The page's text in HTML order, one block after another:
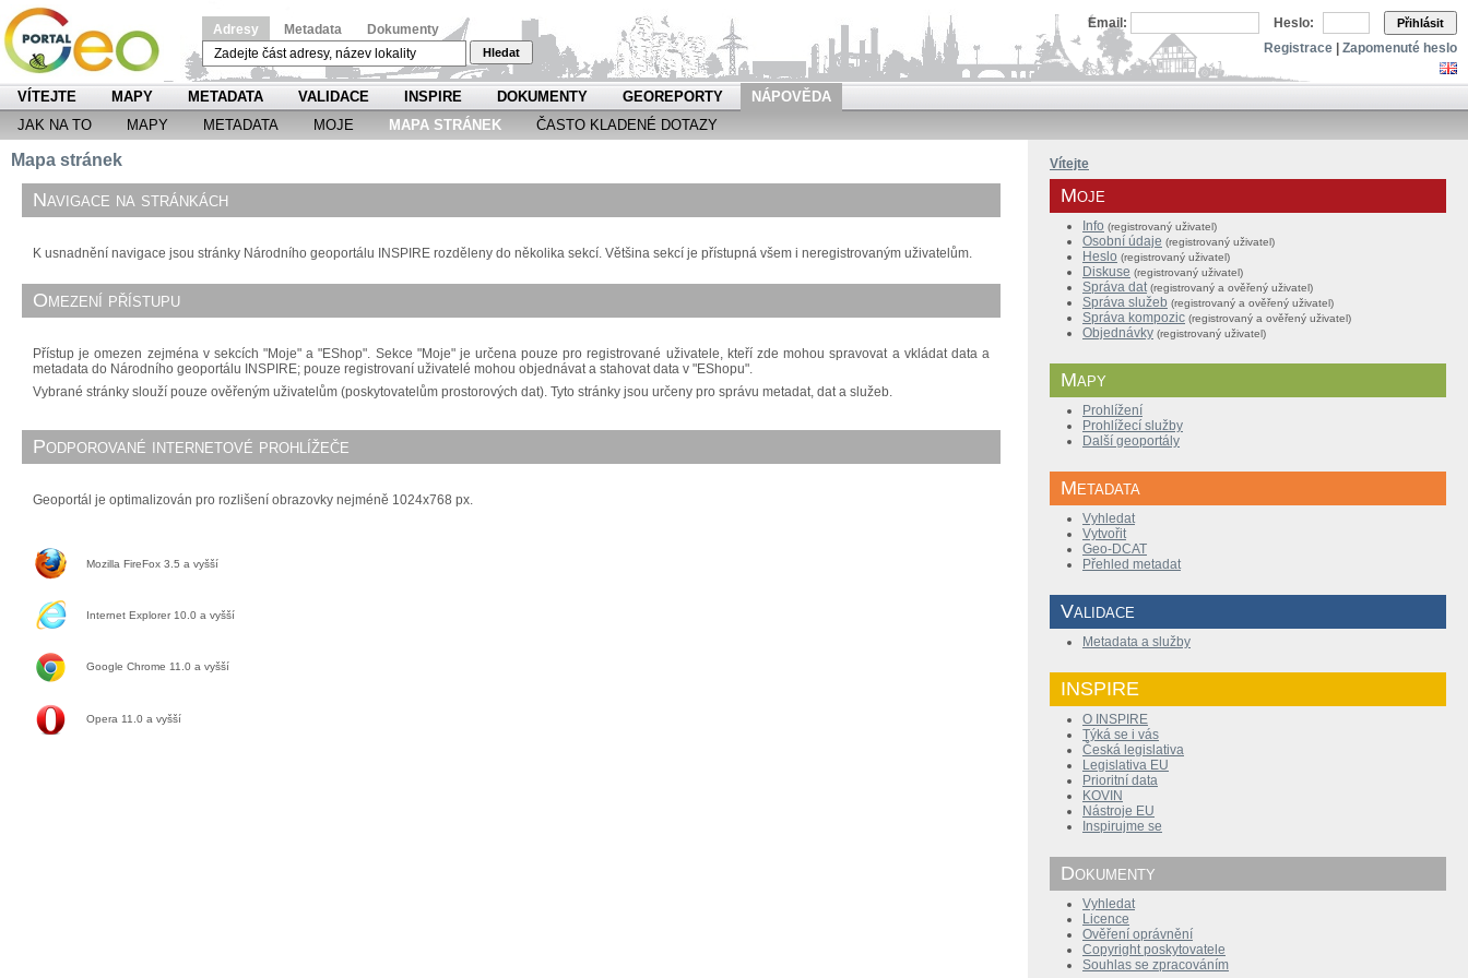
Adresy Metadata Dokumenty
Hledat
Email: Heslo: Přihlásit
Registrace Zapomenuté heslo
VÍTEJTE MAPY METADATA VALIDACE INSPIRE DOKUMENTY GEOREPORTY
NÁPOVĚDA
JAK NA TO
MAPY METADATA MOJE MAPA STRÁNEK ČASTO KLADENÉ DOTAZY
Mapa stránek
Navigace na stránkách
K usnadnění navigace jsou stránky Národního geoportálu INSPIRE rozděleny do několika sekcí. Většina sekcí je přístupná všem i neregistrovaným uživatelům.
Omezení přístupu
Přístup je omezen zejména v sekcích "Moje" a "EShop". Sekce "Moje" je určena pouze pro registrované uživatele, kteří zde mohou spravovat a vkládat data a
metadata do Národního geoportálu INSPIRE; pouze registrovaní uživatelé mohou objednávat a stahovat data v "EShopu".
Vybrané stránky slouží pouze ověřeným uživatelům (poskytovatelům prostorových dat). Tyto stránky jsou určeny pro správu metadat, dat a služeb.
Podporované internetové prohlížeče
Geoportál je optimalizován pro rozlišení obrazovky nejméně 1024x768 px.
Mozilla FireFox 3.5 a vyšší
Internet Explorer 10.0 a vyšší
Google Chrome 11.0 a vyšší
Opera 11.0 a vyšší
Vítejte
Moje
Info (registrovaný uživatel)
Osobní údaje (registrovaný uživatel)
Heslo (registrovaný uživatel)
Diskuse (registrovaný uživatel)
Správa dat (registrovaný a ověřený uživatel)
Správa služeb (registrovaný a ověřený uživatel)
Správa kompozic (registrovaný a ověřený uživatel)
Objednávky (registrovaný uživatel)
Mapy
Prohlížení
Prohlížecí služby
Další geoportály
Metadata
Vyhledat
Vytvořit
Geo-DCAT
Přehled metadat
Validace
Metadata a služby
INSPIRE
O INSPIRE
Týká se i vás
Česká legislativa
Legislativa EU
Prioritní data
KOVIN
Nástroje EU
Inspirujme se
Dokumenty
Vyhledat
Licence
Ověření oprávnění
Copyright poskytovatele
Souhlas se zpracováním